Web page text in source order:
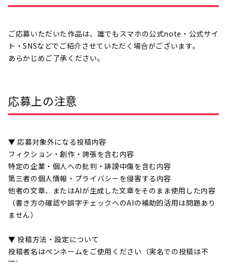
ご応募いただいた作品は、誰でもスマホの公式note・公式サイ
ト・SNSなどでご紹介させていただく場合がございます。
あらかじめご了承ください。
応募上の注意
▼ 応募対象外になる投稿内容
フィクション・創作・誇張を含む内容
特定の企業・個人への批判・誹謗中傷を含む内容
第三者の個人情報・プライバシーを侵害する内容
他者の文章、またはAIが生成した文章をそのまま使用した内容
（書き方の確認や誤字チェックへのAIの補助的活用は問題あり
ません）
▼ 投稿方法・設定について
投稿者名はペンネームをご使用ください（実名での投稿は不